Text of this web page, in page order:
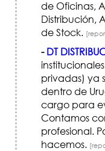
de Oficinas,
Distribución,
de Stock.
- DT
privadas) ya
dentro de
cargo para
Contamos
profesional.
hacemos.